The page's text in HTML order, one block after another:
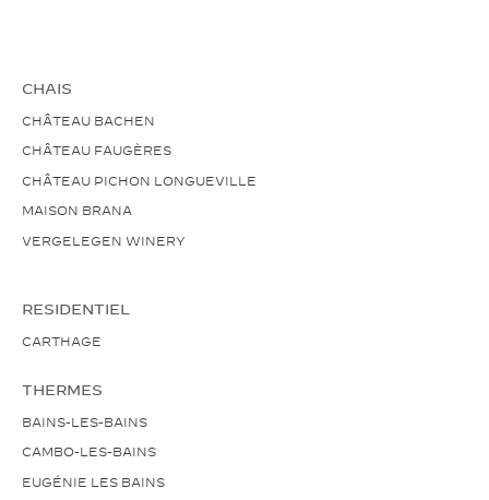
CHAIS
CHÂTEAU BACHEN
CHÂTEAU FAUGÈRES
CHÂTEAU PICHON LONGUEVILLE
MAISON BRANA
VERGELEGEN WINERY
RESIDENTIEL
CARTHAGE
THERMES
BAINS-LES-BAINS
CAMBO-LES-BAINS
EUGÉNIE LES BAINS